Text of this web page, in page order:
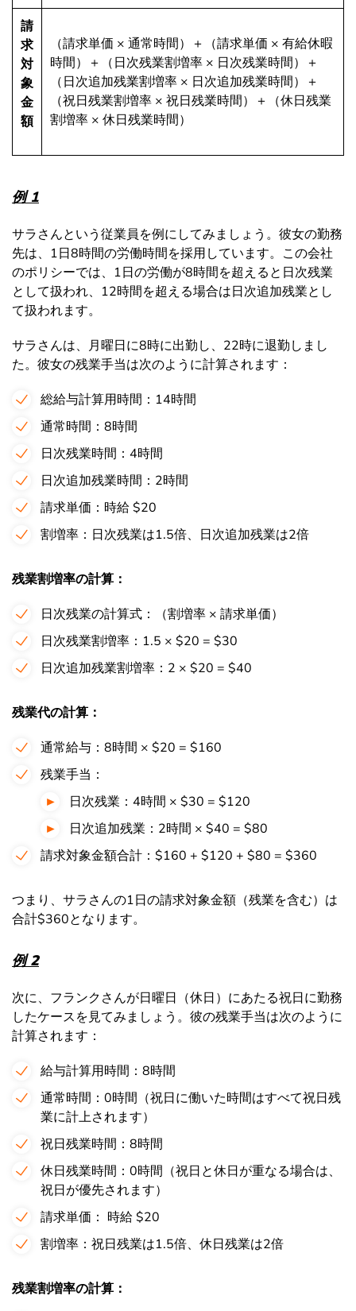
請
求
対
象
金
額
（請求単価 × 通常時間）＋（請求単価 × 有給休暇
時間）＋（日次残業割増率 × 日次残業時間）＋
（日次追加残業割増率 × 日次追加残業時間）＋
（祝日残業割増率 × 祝日残業時間）＋（休日残業
割増率 × 休日残業時間）
例 1
サラさんという従業員を例にしてみましょう。彼女の勤務
先は、1日8時間の労働時間を採用しています。この会社
のポリシーでは、1日の労働が8時間を超えると日次残業
として扱われ、12時間を超える場合は日次追加残業とし
て扱われます。
サラさんは、月曜日に8時に出勤し、22時に退勤しまし
た。彼女の残業手当は次のように計算されます：
総給与計算用時間：14時間
通常時間：8時間
日次残業時間：4時間
日次追加残業時間：2時間
請求単価：時給 $20
割増率：日次残業は1.5倍、日次追加残業は2倍
残業割増率の計算：
日次残業の計算式：（割増率 × 請求単価）
日次残業割増率：1.5 × $20 = $30
日次追加残業割増率：2 × $20 = $40
残業代の計算：
通常給与：8時間 × $20 = $160
残業手当：
日次残業：4時間 × $30 = $120
日次追加残業：2時間 × $40 = $80
請求対象金額合計：$160 + $120 + $80 = $360
つまり、サラさんの1日の請求対象金額（残業を含む）は
合計$360となります。
例 2
次に、フランクさんが日曜日（休日）にあたる祝日に勤務
したケースを見てみましょう。彼の残業手当は次のように
計算されます：
給与計算用時間：8時間
通常時間：0時間（祝日に働いた時間はすべて祝日残
業に計上されます）
祝日残業時間：8時間
休日残業時間：0時間（祝日と休日が重なる場合は、
祝日が優先されます）
請求単価： 時給 $20
割増率：祝日残業は1.5倍、休日残業は2倍
残業割増率の計算：